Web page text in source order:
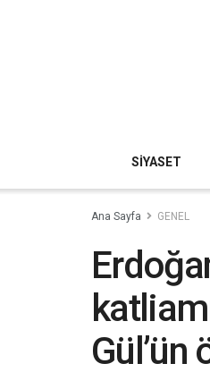
SİYASET
Ana Sayfa GENEL
Gül’ün